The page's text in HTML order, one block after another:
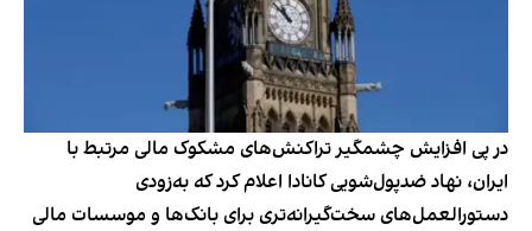
در پی افزایش چشمگیر تراکنش‌های مشکوک مالی مرتبط با
ایران، نهاد ضدپول‌شویی کانادا اعلام کرد که به‌زودی
دستورالعمل‌های سخت‌گیرانه‌تری برای بانک‌ها و موسسات مالی